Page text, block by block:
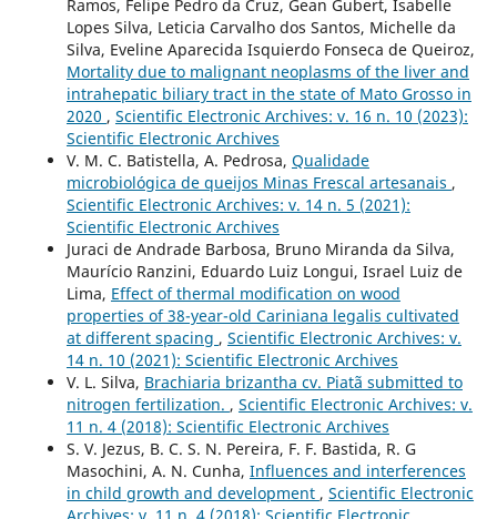
Ramos, Felipe Pedro da Cruz, Gean Gubert, Isabelle
Lopes Silva, Leticia Carvalho dos Santos, Michelle da
Silva, Eveline Aparecida Isquierdo Fonseca de Queiroz,
Mortality due to malignant neoplasms of the liver and
intrahepatic biliary tract in the state of Mato Grosso in
2020 , Scientific Electronic Archives: v. 16 n. 10 (2023):
Scientific Electronic Archives
V. M. C. Batistella, A. Pedrosa, Qualidade
microbiológica de queijos Minas Frescal artesanais ,
Scientific Electronic Archives: v. 14 n. 5 (2021):
Scientific Electronic Archives
Juraci de Andrade Barbosa, Bruno Miranda da Silva,
Maurício Ranzini, Eduardo Luiz Longui, Israel Luiz de
Lima, Effect of thermal modification on wood
properties of 38-year-old Cariniana legalis cultivated
at different spacing , Scientific Electronic Archives: v.
14 n. 10 (2021): Scientific Electronic Archives
V. L. Silva, Brachiaria brizantha cv. Piatã submitted to
nitrogen fertilization. , Scientific Electronic Archives: v.
11 n. 4 (2018): Scientific Electronic Archives
S. V. Jezus, B. C. S. N. Pereira, F. F. Bastida, R. G
Masochini, A. N. Cunha, Influences and interferences
in child growth and development , Scientific Electronic